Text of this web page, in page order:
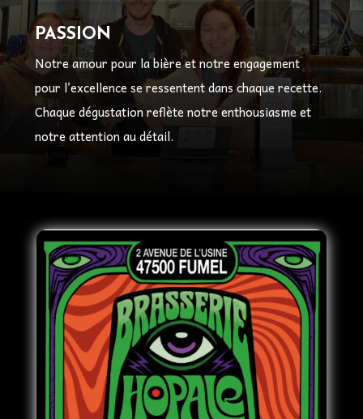
PASSION
Notre amour pour la bière et notre engagement
pour l’excellence se ressentent dans chaque recette.
Chaque dégustation reflète notre enthousiasme et
notre attention au détail.